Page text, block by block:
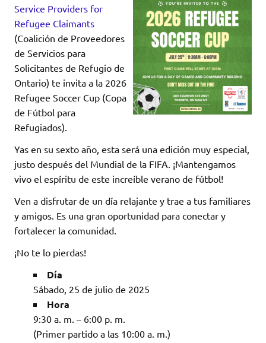
Service Providers for
Refugee Claimants
(Coalición de Proveedores
de Servicios para
Solicitantes de Refugio de
Ontario) te invita a la 2026
Refugee Soccer Cup (Copa
de Fútbol para
Refugiados).
Yas en su sexto año, esta será una edición muy especial,
justo después del Mundial de la FIFA. ¡Mantengamos
vivo el espíritu de este increíble verano de fútbol!
Ven a disfrutar de un día relajante y trae a tus familiares
y amigos. Es una gran oportunidad para conectar y
fortalecer la comunidad.
¡No te lo pierdas!
Día
Sábado, 25 de julio de 2025
Hora
9:30 a. m. – 6:00 p. m.
(Primer partido a las 10:00 a. m.)